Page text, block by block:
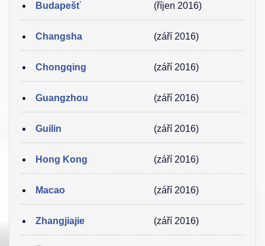
Budapešť (říjen 2016)
Changsha (září 2016)
Chongqing (září 2016)
Guangzhou (září 2016)
Guilin (září 2016)
Hong Kong (září 2016)
Macao (září 2016)
Zhangjiajie (září 2016)